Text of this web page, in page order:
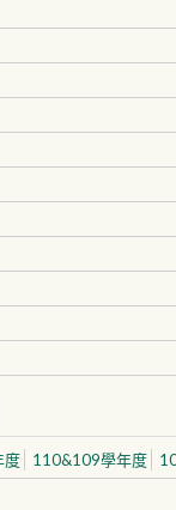
度 110&109學年度